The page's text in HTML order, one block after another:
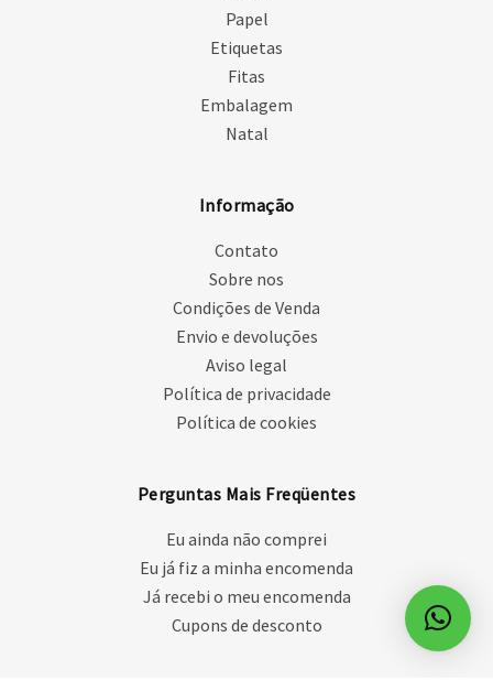
Papel
Etiquetas
Fitas
Embalagem
Natal
Informação
Contato
Sobre nos
Condições de Venda
Envio e devoluções
Aviso legal
Política de privacidade
Política de cookies
Perguntas Mais Freqüentes
Eu ainda não comprei
Eu já fiz a minha encomenda
Já recebi o meu encomenda
Cupons de desconto